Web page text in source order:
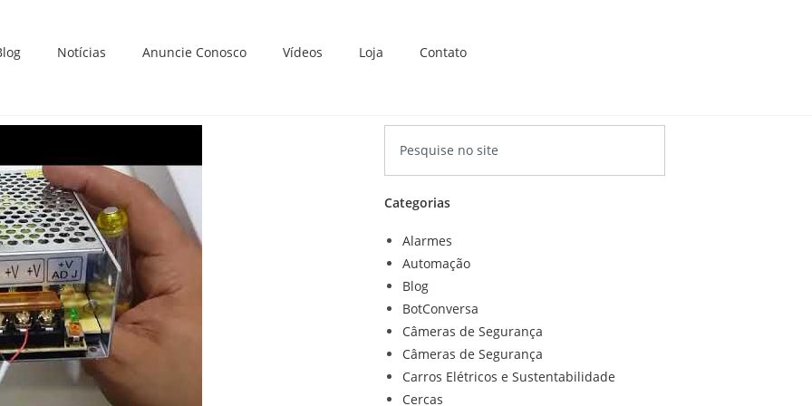
Notícias Anuncie Conosco Vídeos Loja Contato
Categorias
Alarmes
Automação
Blog
BotConversa
Câmeras de Segurança
Câmeras de Segurança
Carros Elétricos e Sustentabilidade
Cercas